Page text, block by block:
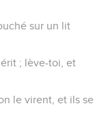
sur un lit
; lève-toi, et
le virent, et ils se